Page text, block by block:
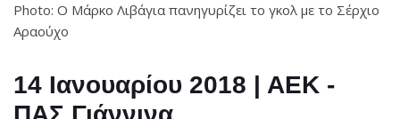
Photo: Ο Μάρκο Λιβάγια πανηγυρίζει το γκολ με το Σέρχιο
Αραούχο
14 Ιανουαρίου 2018 | ΑΕΚ -